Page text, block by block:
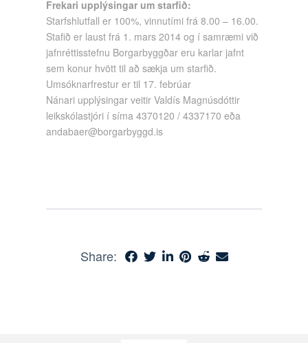
Frekari upplýsingar um starfið:
Starfshlutfall er 100%, vinnutími frá 8.00 – 16.00.
Stafið er laust frá 1. mars 2014 og í samræmi við
jafnréttisstefnu Borgarbyggðar eru karlar jafnt
sem konur hvött til að sækja um starfið.
Umsóknarfrestur er til 17. febrúar
Nánari upplýsingar veitir Valdís Magnúsdóttir
leikskólastjóri í síma 4370120 / 4337170 eða
andabaer@borgarbyggd.is
Share: